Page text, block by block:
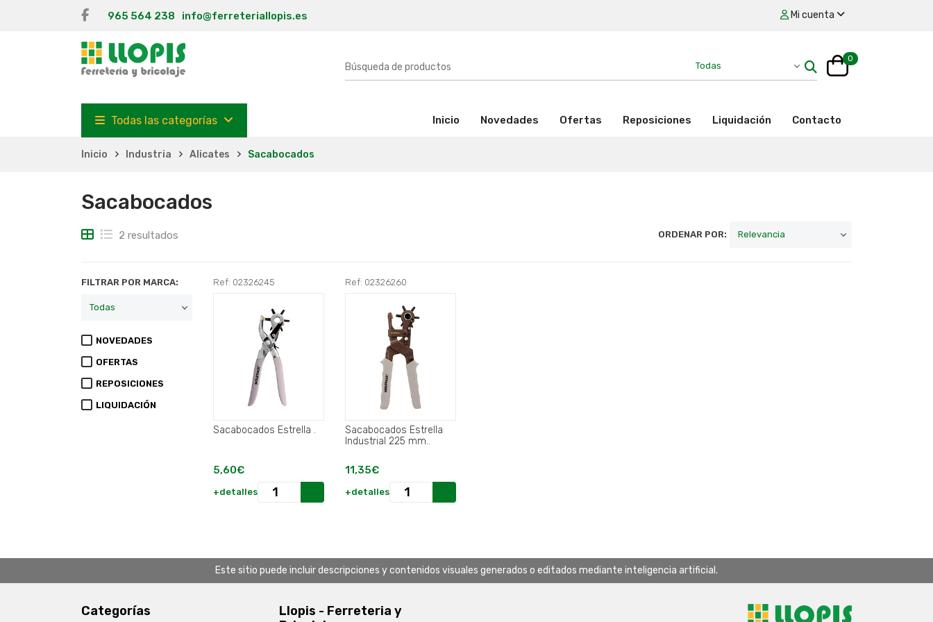
965 564 238 info@ferreteriallopis.es Mi cuenta
0
Todas las categorías Inicio (activo)Novedades Ofertas Reposiciones Liquidación Contacto
Inicio Industria Alicates Sacabocados
Sacabocados
2 resultados ORDENAR POR:
FILTRAR POR MARCA:
NOVEDADES
OFERTAS
REPOSICIONES
LIQUIDACIÓN
Ref: 02326245
Sacabocados Estrella .
5,60€
+detalles
Ref: 02326260
Sacabocados Estrella
Industrial 225 mm..
11,35€
+detalles
Este sitio puede incluir descripciones y contenidos visuales generados o editados mediante inteligencia artificial.
Categorías
Llopis - Ferreteria y